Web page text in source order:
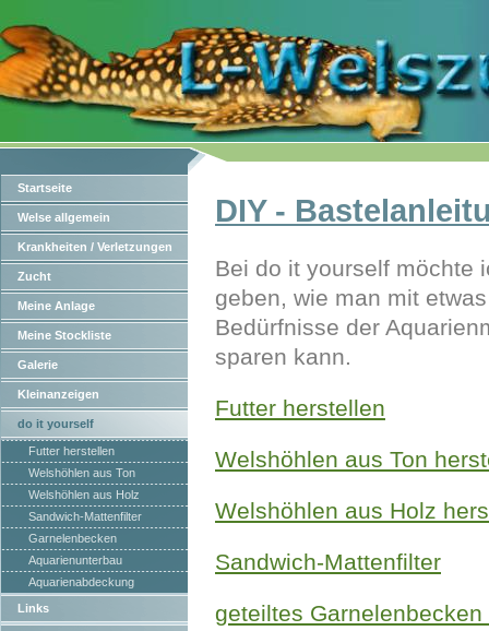
Startseite
Welse allgemein
Krankheiten / Verletzungen
Zucht
Meine Anlage
Meine Stockliste
Galerie
Kleinanzeigen
do it yourself
Futter herstellen
Welshöhlen aus Ton
Welshöhlen aus Holz
Sandwich-Mattenfilter
Garnelenbecken
Aquarienunterbau
Aquarienabdeckung
Links
DIY -
Bei do it yourself möchte
geben, wie man mit
Bedürfnisse der
sparen kann.
Futter herstellen
Welshöhlen aus Ton
Welshöhlen aus Holz
Sandwich-Mattenfilter
geteiltes